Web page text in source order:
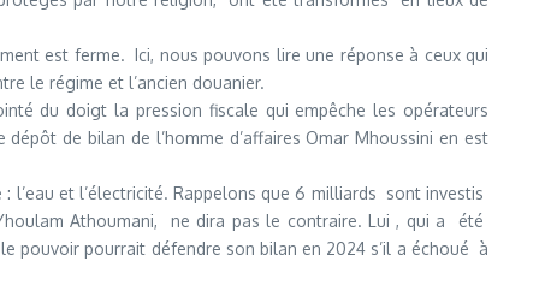
est ferme. Ici, nous pouvons lire une réponse à ceux qui
le régime et l’ancien douanier.
du doigt la pression fiscale qui empêche les opérateurs
de bilan de l’homme d’affaires Omar Mhoussini en est
l’eau et l’électricité. Rappelons que 6 milliards sont investis
Athoumani, ne dira pas le contraire. Lui , qui a été
pouvoir pourrait défendre son bilan en 2024 s’il a échoué à